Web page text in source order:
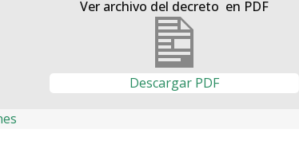
Ver archivo del decreto en PDF
Descargar PDF